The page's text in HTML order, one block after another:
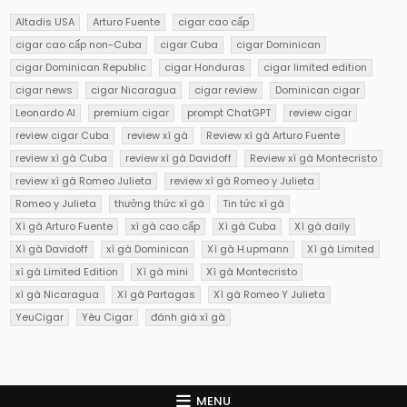
Altadis USA Arturo Fuente
cigar cao cấp
cigar cao cấp non-Cuba
cigar Cuba
cigar Dominican
cigar Dominican Republic
cigar Honduras
cigar limited edition
cigar news
cigar Nicaragua cigar review
Dominican cigar
Leonardo AI
premium cigar prompt ChatGPT
review cigar
review cigar Cuba
review xì gà
Review xì gà Arturo Fuente
review xì gà Cuba
review xì gà Davidoff
Review xì gà Montecristo
review xì gà Romeo Julieta
review xì gà Romeo y Julieta
Romeo y Julieta
thưởng thức xì gà
Tin tức xì gà
Xì gà Arturo Fuente
xì gà cao cấp Xì gà Cuba
Xì gà daily
Xì gà Davidoff
xì gà Dominican Xì gà H.upmann
Xì gà Limited
xì gà Limited Edition
Xì gà mini
Xì gà Montecristo
xì gà Nicaragua
Xì gà Partagas
Xì gà Romeo Y Julieta
YeuCigar
Yêu Cigar đánh giá xì gà
MENU